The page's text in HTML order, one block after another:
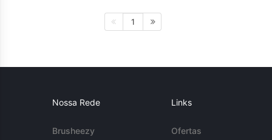
1
Nossa Rede
Brusheezy
Links
Ofertas